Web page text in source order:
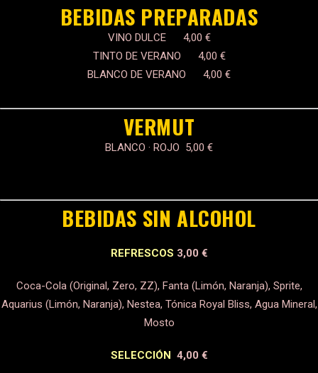
BEBIDAS PREPARADAS
VINO DULCE 4,00 €
TINTO DE VERANO 4,00 €
BLANCO DE VERANO 4,00 €
VERMUT
BLANCO · ROJO 5,00 €
BEBIDAS SIN ALCOHOL
REFRESCOS 3,00 €
Coca-Cola (Original, Zero, ZZ), Fanta (Limón, Naranja), Sprite,
Aquarius (Limón, Naranja), Nestea, Tónica Royal Bliss, Agua Mineral,
Mosto
SELECCIÓN 4,00 €